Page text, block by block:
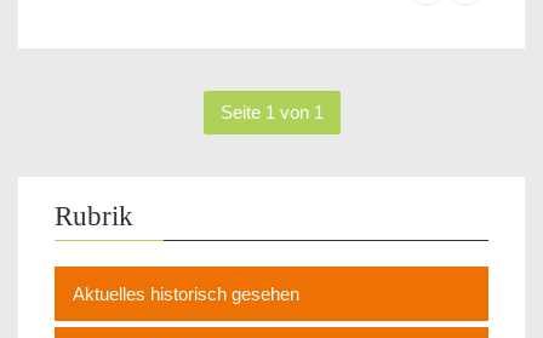
Seite 1 von 1
Rubrik
Aktuelles historisch gesehen